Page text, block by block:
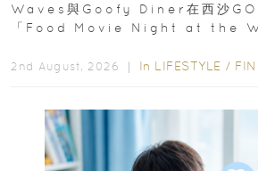
Waves與Goofy Diner在西沙GO
「Food Movie Night at the
2nd August, 2026 ｜ In LIFESTYLE /